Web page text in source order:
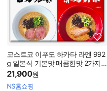
코스트코 이푸도 하카타 라멘 992
g 일본식 기본맛 매콤한맛 2가지 8
인분
21,900원
NS홈쇼핑